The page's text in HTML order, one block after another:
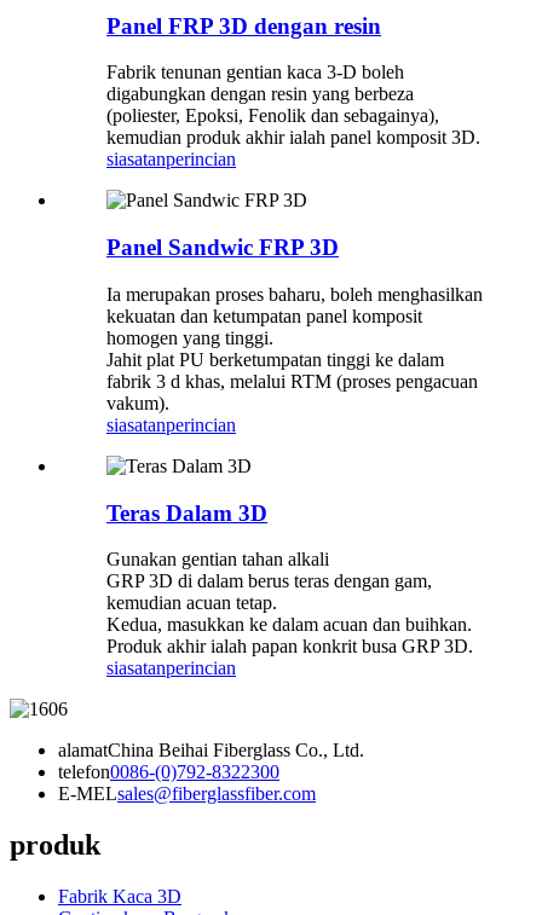
Panel FRP 3D dengan resin
Fabrik tenunan gentian kaca 3-D boleh
digabungkan dengan resin yang berbeza
(poliester, Epoksi, Fenolik dan sebagainya),
kemudian produk akhir ialah panel komposit 3D.
siasatanperincian
Panel Sandwic FRP 3D
Ia merupakan proses baharu, boleh menghasilkan
kekuatan dan ketumpatan panel komposit
homogen yang tinggi.
Jahit plat PU berketumpatan tinggi ke dalam
fabrik 3 d khas, melalui RTM (proses pengacuan
vakum).
siasatanperincian
Teras Dalam 3D
Gunakan gentian tahan alkali
GRP 3D di dalam berus teras dengan gam,
kemudian acuan tetap.
Kedua, masukkan ke dalam acuan dan buihkan.
Produk akhir ialah papan konkrit busa GRP 3D.
siasatanperincian
alamatChina Beihai Fiberglass Co., Ltd.
telefon0086-(0)792-8322300
E-MELsales@fiberglassfiber.com
produk
Fabrik Kaca 3D